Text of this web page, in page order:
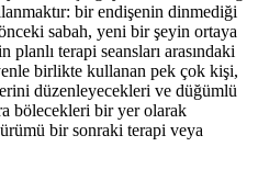
bir endişenin dinmediği
sabah, yeni bir şeyin ortaya
planlı terapi seansları arasındaki
birlikte kullanan pek çok kişi,
düzenleyecekleri ve düğümlü
bölecekleri bir yer olarak
bir sonraki terapi veya